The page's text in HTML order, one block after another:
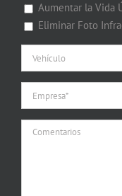
Aumentar la Vida
Eliminar Foto